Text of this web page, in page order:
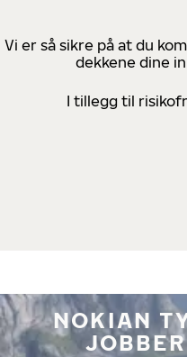
Vi er så sikre på at du
dekkene dine
I tillegg til
NOKIAN